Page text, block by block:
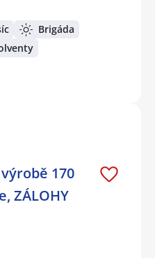
Brigáda
170
ZÁLOHY